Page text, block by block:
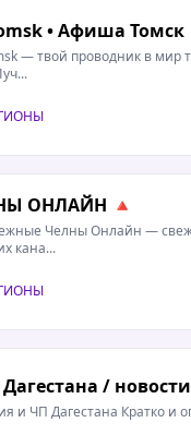
• Афиша Томск
— твой проводник в мир
Луч...
ОНЛАЙН 🔺
Челны Онлайн —
кана...
Дагестана / новости
и ЧП Дагестана Кратко и